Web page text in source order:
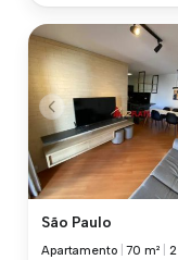
São Paulo
Apartamento |70 m²
2